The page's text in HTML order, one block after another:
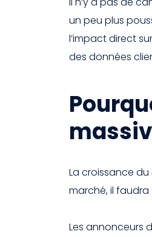
un peu plus
l’impact direct
des données
La croissance
marché, il
Les annonceurs